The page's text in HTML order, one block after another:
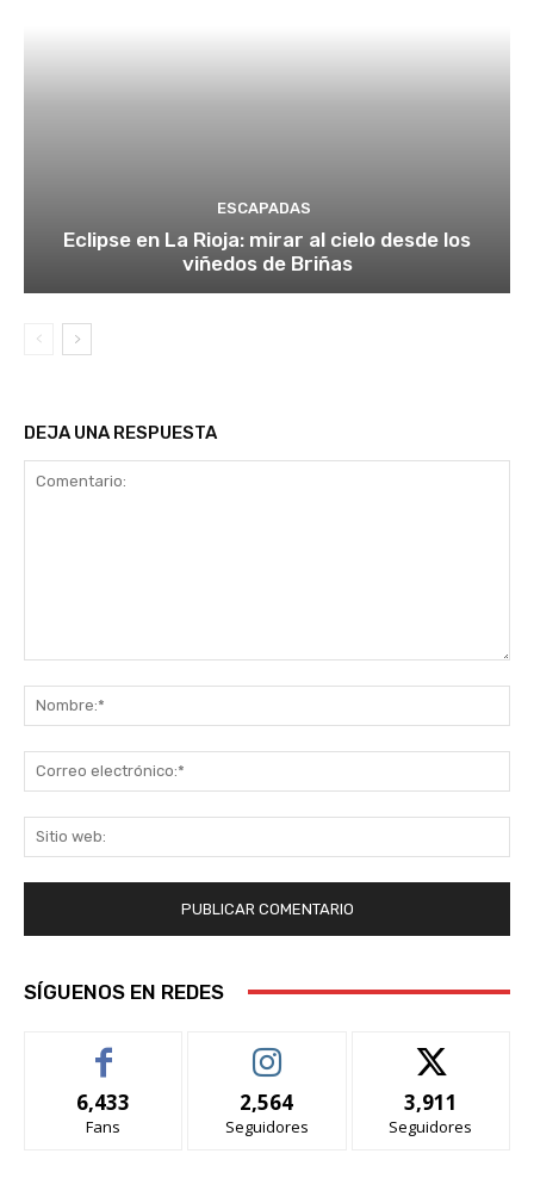
ESCAPADAS
Eclipse en La Rioja: mirar al cielo desde los
viñedos de Briñas
DEJA UNA RESPUESTA
SÍGUENOS EN REDES
6,433
Fans
2,564
Seguidores
3,911
Seguidores